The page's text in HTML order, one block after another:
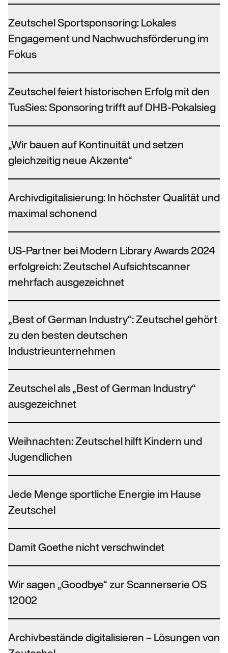
Zeutschel Sportsponsoring: Lokales
Engagement und Nachwuchsförderung im
Fokus
Zeutschel feiert historischen Erfolg mit den
TusSies: Sponsoring trifft auf DHB-Pokalsieg
„Wir bauen auf Kontinuität und setzen
gleichzeitig neue Akzente“
Archivdigitalisierung: In höchster Qualität und
maximal schonend
US-Partner bei Modern Library Awards 2024
erfolgreich: Zeutschel Aufsichtscanner
mehrfach ausgezeichnet
„Best of German Industry“: Zeutschel gehört
zu den besten deutschen
Industrieunternehmen
Zeutschel als „Best of German Industry“
ausgezeichnet
Weihnachten: Zeutschel hilft Kindern und
Jugendlichen
Jede Menge sportliche Energie im Hause
Zeutschel
Damit Goethe nicht verschwindet
Wir sagen „Goodbye“ zur Scannerserie OS
12002
Archivbestände digitalisieren – Lösungen von